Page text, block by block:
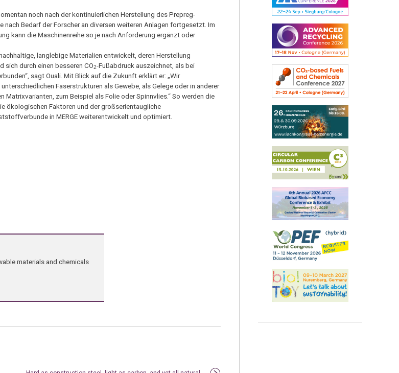
noch nach der kontinuierlichen Herstellung des Prepreg-
nach Bedarf der Forscher an diversen weiteren Anlagen fortgesetzt. Im
kann die Maschinenreihe so je nach Anforderung ergänzt oder
langlebige Materialien entwickelt, deren Herstellung
sich durch einen besseren CO2-Fußabdruck auszeichnet, als bei
sagt Ouali. Mit Blick auf die Zukunft erklärt er: „Wir
Faserstrukturen als Gewebe, als Gelege oder in anderer
Matrixvarianten, zum Beispiel als Folie oder Spinnvlies.“ So werden die
ökologischen Faktoren und der großserientaugliche
in MERGE weiterentwickelt und optimiert.
materials and chemicals